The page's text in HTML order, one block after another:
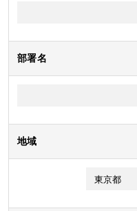
部署名
地域